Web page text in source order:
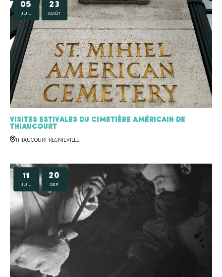
05
JUIL
23
AOÛT
Visites estivales du cimetière américain de
Thiaucourt
THIAUCOURT REGNIEVILLE
11
JUIL
20
SEP